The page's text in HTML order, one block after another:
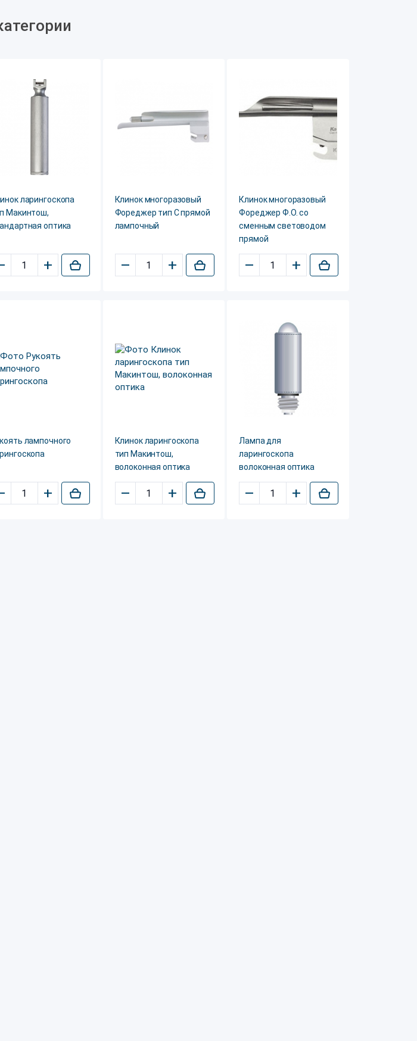
ларингоскопа
Макинтош,
оптика
+
Клинок многоразовый
Фореджер тип С прямой
лампочный
– +
Клинок многоразовый
Фореджер Ф.О. со
сменным световодом
прямой
– +
лампочного
+
Клинок ларингоскопа
тип Макинтош,
волоконная оптика
– +
Лампа для
ларингоскопа
волоконная оптика
– +